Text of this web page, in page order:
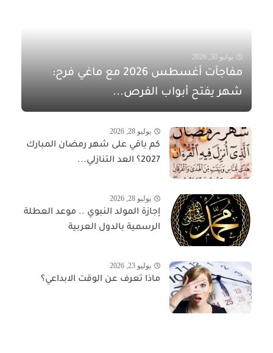
يوليو 30, 2026
مفاجآت أغسطس 2026 مع ماغي فرح:
شهر يفتح أبواب الفرص...
يوليو 28, 2026
كم باقي على شهر رمضان المبارك
2027؟ العد التنازلي...
يوليو 28, 2026
إجازة المولد النبوي .. موعد العطلة
الرسمية بالدول العربية
يوليو 23, 2026
ماذا تعرف عن الوقت الابداعي؟